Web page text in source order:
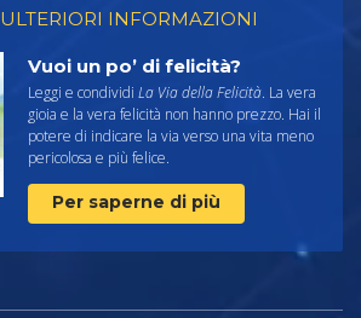
INFORMAZIONI
Vuoi un po’ di felicità?
Leggi e condividi La Via della Felicità. La vera
gioia e la vera felicità non hanno prezzo. Hai il
potere di indicare la via verso una vita meno
pericolosa e più felice.
Per saperne di più